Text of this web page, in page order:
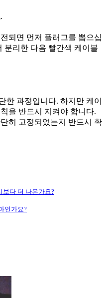
되면 먼저 플러그를 뽑으십
분리한 다음 빨간색 케이블
한 과정입니다. 하지만 케이
을 반드시 지켜야 합니다.
히 고정되었는지 반드시 확
보다 더 나은가요?
인가요?